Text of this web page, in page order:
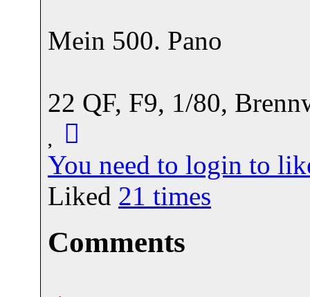
Mein 500. Pano
22 QF, F9, 1/80,
You need to login to
Liked 21 times
Comments